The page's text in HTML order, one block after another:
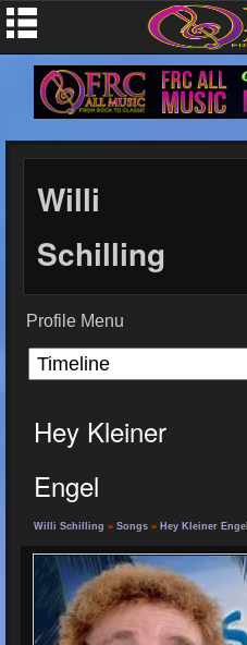
Willi
Schilling
Profile Menu
Hey Kleiner
Engel
Willi Schilling » Songs » Hey Kleiner Engel